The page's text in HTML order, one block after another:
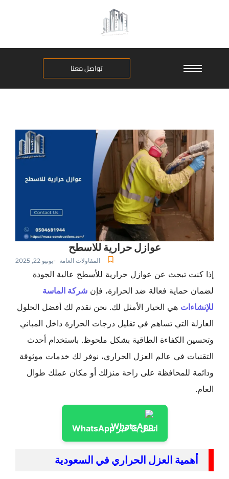
عوازل حرارية للاسطح
المقاولات العامة -يونيو 22, 2025
تبحث عن عوازل حرارية للأسطح عالية الجودة
حماية فعالة ضد الحرارة، فإنشركة الماسة
هي الخيار الأمثل لك. نحن نقدم لك أفضل الحلول
التي تساهم في تقليل درجات الحرارة داخل المباني
الكفاءة الطاقية بشكل ملحوظ. باستخدام أحدث
في عالم العزل الحراري، نوفر لك خدمات موثوقة
للمحافظة على راحة منزلك أو مكان عملك طوال
اتصل بنا عبر WhatsApp
العزل الحراري في السعودية